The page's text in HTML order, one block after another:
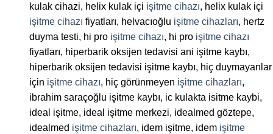
kulak cihazi, helix kulak içi işitme cihazı, helix kulak içi
işitme cihazı fiyatları, helvacıoğlu işitme cihazları, hertz
duyma testi, hi pro işitme cihazı, hi pro işitme cihazı
fiyatları, hiperbarik oksijen tedavisi ani işitme kaybı,
hiperbarik oksijen tedavisi işitme kaybı, hiç duymayanlar
için işitme cihazı, hiç görünmeyen işitme cihazları,
ibrahim saraçoğlu işitme kaybı, ic kulakta isitme kaybi,
ideal işitme, ideal işitme merkezi, idealmed göztepe,
idealmed işitme cihazları, idem işitme, idem işitme